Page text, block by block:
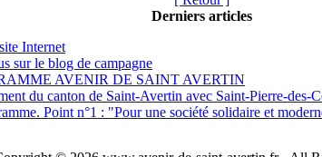
Derniers articles
Internet
sur le blog de campagne
AVENIR DE SAINT AVERTIN
du canton de Saint-Avertin avec Saint-Pierre-des-
Point n°1 : "Pour une société solidaire et